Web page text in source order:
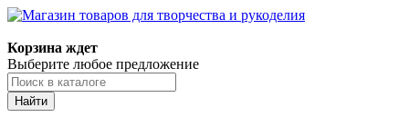
Корзина ждет
Выберите любое предложение
Найти